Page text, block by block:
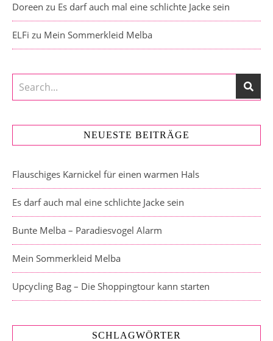
Doreen zu Es darf auch mal eine schlichte Jacke sein
ELFi zu Mein Sommerkleid Melba
NEUESTE BEITRÄGE
Flauschiges Karnickel für einen warmen Hals
Es darf auch mal eine schlichte Jacke sein
Bunte Melba – Paradiesvogel Alarm
Mein Sommerkleid Melba
Upcycling Bag – Die Shoppingtour kann starten
SCHLAGWÖRTER